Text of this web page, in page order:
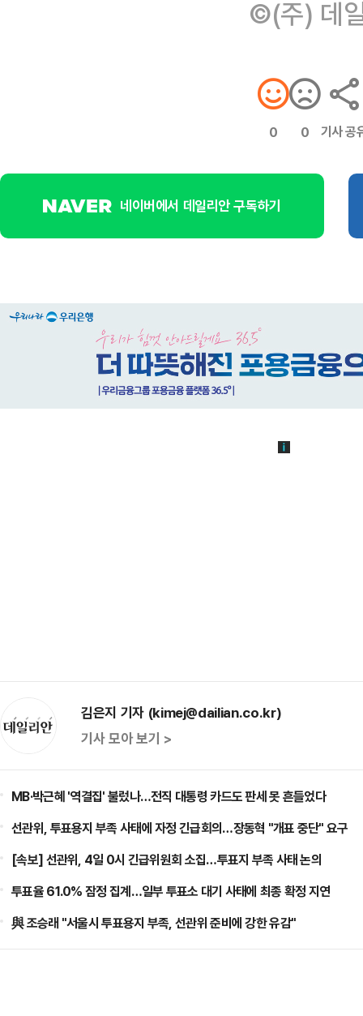
©(주) 데
0 0 기사 공
네이버에서 데일리안 구독하기
김은지 기자 (kimej@dailian.co.kr)
기사 모아 보기 >
MB·박근혜 '역결집' 불렀나…전직 대통령 카드도 판세 못 흔들었다
선관위, 투표용지 부족 사태에 자정 긴급회의…장동혁 "개표 중단" 요구
[속보] 선관위, 4일 0시 긴급위원회 소집…투표지 부족 사태 논의
투표율 61.0% 잠정 집계…일부 투표소 대기 사태에 최종 확정 지연
與 조승래 "서울시 투표용지 부족, 선관위 준비에 강한 유감"